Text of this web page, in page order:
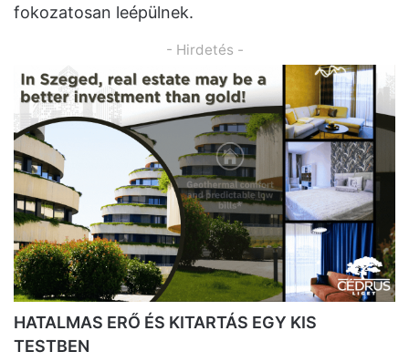
fokozatosan leépülnek.
- Hirdetés -
HATALMAS ERŐ ÉS KITARTÁS EGY KIS
TESTBEN